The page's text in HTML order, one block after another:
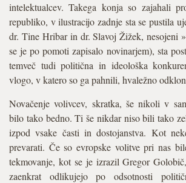
intelektualcev. Takega konja so zajahali
republiko, v ilustracijo zadnje sta se pustila
dr. Tine Hribar in dr. Slavoj Žižek, nesojeni
se je po pomoti zapisalo novinarjem), sta
temveč tudi politična in ideološka
vlogo, v katero so ga pahnili, hvaležno
Novačenje volivcev, skratka, še nikoli v
bilo tako bedno. Ti še nikdar niso bili tako
izpod vsake časti in dostojanstva. Kot
prevarati. Če so evropske volitve pri nas
tekmovanje, kot se je izrazil Gregor
zaenkrat odlikujejo po odsotnosti